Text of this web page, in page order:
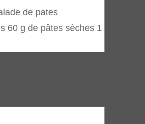
de pates
60 g de pâtes sèches 1